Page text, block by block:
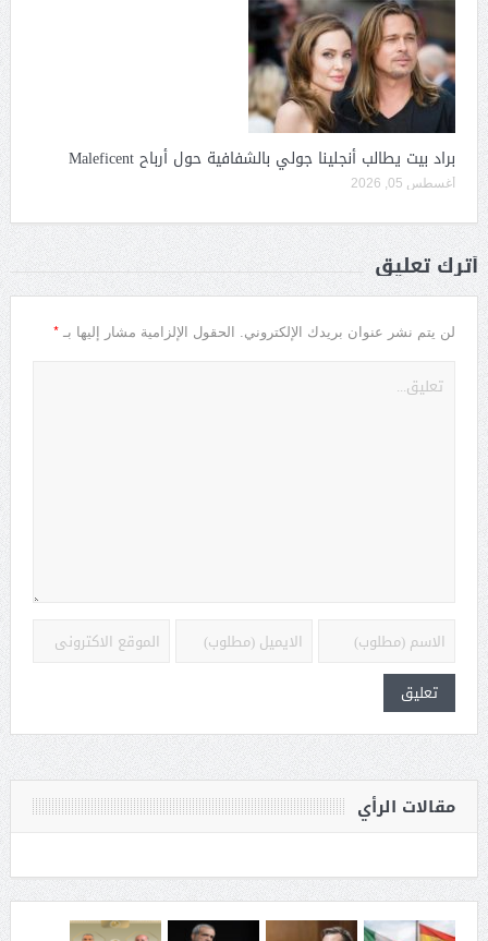
براد بيت يطالب أنجلينا جولي بالشفافية حول أرباح Maleficent
أغسطس 05, 2026
أترك تعليق
لن يتم نشر عنوان بريدك الإلكتروني. الحقول الإلزامية مشار إليها بـ *
مقالات الرأي